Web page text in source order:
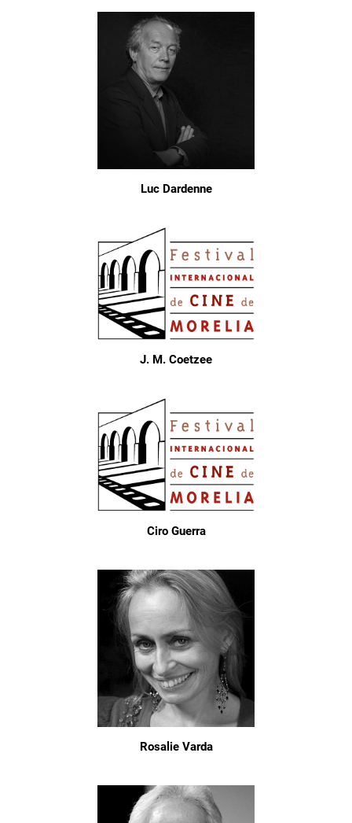
Luc Dardenne
J. M. Coetzee
Ciro Guerra
Rosalie Varda